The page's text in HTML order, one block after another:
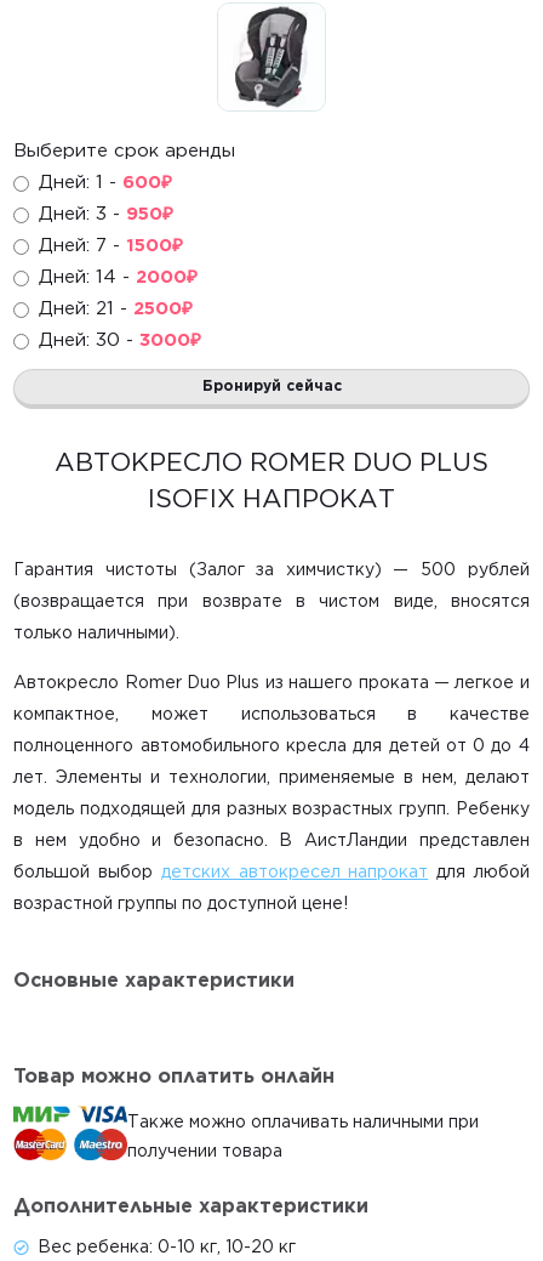
Игровые центры
Горки, домики, сухие бассейны
Радионяни
Маме в помощь
Ватрушки
Главная
Каталог
О компании
Доставка и оплата
Акции
Главная
Коляски
Весы
Выберите срок аренды
Дней: 1 - 600₽
Дней: 3 - 950₽
Дней: 7 - 1500₽
Дней: 14 - 2000₽
Дней: 21 - 2500₽
Дней: 30 - 3000₽
Бронируй сейчас
АВТОКРЕСЛО ROMER DUO PLUS
ISOFIX НАПРОКАТ
Гарантия чистоты (Залог за химчистку) — 500 рублей
(возвращается при возврате в чистом виде, вносятся
только наличными).
Автокресло Romer Duo Plus из нашего проката — легкое и
компактное, может использоваться в качестве
полноценного автомобильного кресла для детей от 0 до 4
лет. Элементы и технологии, применяемые в нем, делают
модель подходящей для разных возрастных групп. Ребенку
в нем удобно и безопасно. В АистЛандии представлен
большой выбор детских автокресел напрокат для любой
возрастной группы по доступной цене!
Основные характеристики
Товар можно оплатить онлайн
Также можно оплачивать наличными при
получении товара
Дополнительные характеристики
Вес ребенка: 0-10 кг, 10-20 кг